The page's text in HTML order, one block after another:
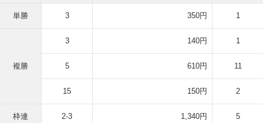
単勝 3 350円 1
複勝
3 140円 1
5 610円 11
15 150円 2
枠連 2-3 1,340円 5